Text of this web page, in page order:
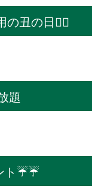
丑の日❤️‍🔥
題
☔️☔️